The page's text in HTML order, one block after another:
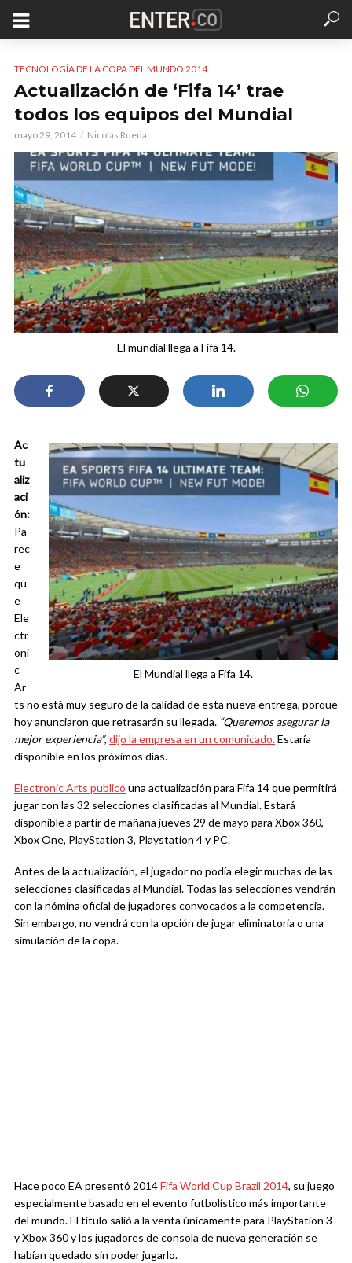
TECNOLOGÍA DE LA COPA DEL MUNDO 2014
Actualización de ‘Fifa 14’ trae
todos los equipos del Mundial
mayo 29, 2014 Nicolás Rueda
El mundial llega a Fifa 14.
El Mundial llega a Fifa 14.
Ac
tu
aliz
aci
ón:
Pa
rec
e
qu
e
Ele
ctr
oni
c
Ar
ts no está muy seguro de la calidad de esta nueva entrega, porque
hoy anunciaron que retrasarán su llegada. “Queremos asegurar la
mejor experiencia”, dijo la empresa en un comunicado.Estaría
disponible en los próximos días.
Electronic Arts publicó una actualización para Fifa 14 que permitirá
jugar con las 32 selecciones clasificadas al Mundial. Estará
disponible a partir de mañana jueves 29 de mayo para Xbox 360,
Xbox One, PlayStation 3, Playstation 4 y PC.
Antes de la actualización, el jugador no podía elegir muchas de las
selecciones clasificadas al Mundial. Todas las selecciones vendrán
con la nómina oficial de jugadores convocados a la competencia.
Sin embargo, no vendrá con la opción de jugar eliminatoria o una
simulación de la copa.
Hace poco EA presentó 2014Fifa World Cup Brazil 2014, su juego
especialmente basado en el evento futbolístico más importante
del mundo. El título salió a la venta únicamente para PlayStation 3
y Xbox 360 y los jugadores de consola de nueva generación se
habían quedado sin poder jugarlo.